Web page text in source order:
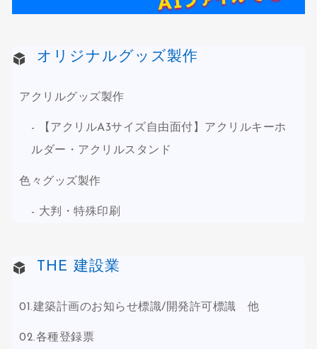
オリジナルグッズ製作
アクリルグッズ製作
【アクリルA3サイズ自由面付】アクリルキーホ
ルダー・アクリルスタンド
色々グッズ製作
大判・特殊印刷
THE 建設業
01.建築計画のお知らせ標識/開発許可標識 他
02.各種登録票